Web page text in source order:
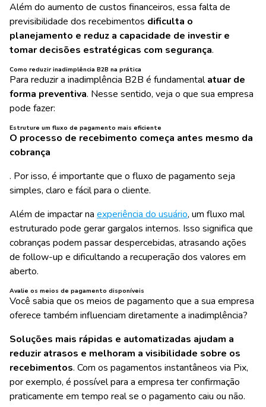
Além do aumento de custos financeiros, essa falta de
previsibilidade dos recebimentos dificulta o
planejamento e reduz a capacidade de investir e
tomar decisões estratégicas com segurança.
Como reduzir inadimplência B2B na prática
Para reduzir a inadimplência B2B é fundamentalatuar de
forma preventiva. Nesse sentido, veja o que sua empresa
pode fazer:
Estruture um fluxo de pagamento mais eficiente
O processo de recebimento começa antes mesmo da
cobrança
. Por isso, é importante que o fluxo de pagamento seja
simples, claro e fácil para o cliente.
Além de impactar na experiência do usuário, um fluxo mal
estruturado pode gerar gargalos internos. Isso significa que
cobranças podem passar despercebidas, atrasando ações
de follow-up e dificultando a recuperação dos valores em
aberto.
Avalie os meios de pagamento disponíveis
Você sabia que os meios de pagamento que a sua empresa
oferece também influenciam diretamente a inadimplência?
Soluções mais rápidas e automatizadas ajudam a
reduzir atrasos e melhoram a visibilidade sobre os
recebimentos. Com os pagamentos instantâneos via Pix,
por exemplo, é possível para a empresa ter confirmação
praticamente em tempo real se o pagamento caiu ou não.